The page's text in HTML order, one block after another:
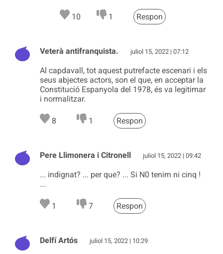
10 1 Respon
Veterà antifranquista. juliol 15, 2022 | 07:12
Al capdavall, tot aquest putrefacte escenari i els
seus abjectes actors, son el que, en acceptar la
Constitució Espanyola del 1978, és va legitimar
i normalitzar.
8 1 Respon
Pere Llimonera i Citronell juliol 15, 2022 | 09:42
... indignat? ... per que? ... Si N0 tenim ni cinq !
...
1 7 Respon
Delfí Artós juliol 15, 2022 | 10:29